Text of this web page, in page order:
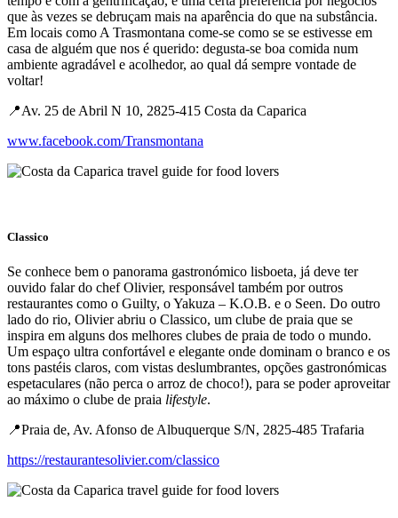
que às vezes se debruçam mais na aparência do que na substância.
Em locais como A Trasmontana come-se como se se estivesse em
casa de alguém que nos é querido: degusta-se boa comida num
ambiente agradável e acolhedor, ao qual dá sempre vontade de
voltar!
📍Av. 25 de Abril N 10, 2825-415 Costa da Caparica
www.facebook.com/Transmontana
Classico
Se conhece bem o panorama gastronómico lisboeta, já deve ter
ouvido falar do chef Olivier, responsável também por outros
restaurantes como o Guilty, o Yakuza – K.O.B. e o Seen. Do outro
lado do rio, Olivier abriu o Classico, um clube de praia que se
inspira em alguns dos melhores clubes de praia de todo o mundo.
Um espaço ultra confortável e elegante onde dominam o branco e os
tons pastéis claros, com vistas deslumbrantes, opções gastronómicas
espetaculares (não perca o arroz de choco!), para se poder aproveitar
ao máximo o clube de praia lifestyle.
📍Praia de, Av. Afonso de Albuquerque S/N, 2825-485 Trafaria
https://restaurantesolivier.com/classico